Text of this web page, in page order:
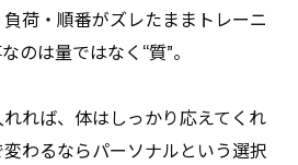
荷・順番がズレたままトレーニ
のは量ではなく“質”。
れば、体はしっかり応えてくれ
わるならパーソナルという選択